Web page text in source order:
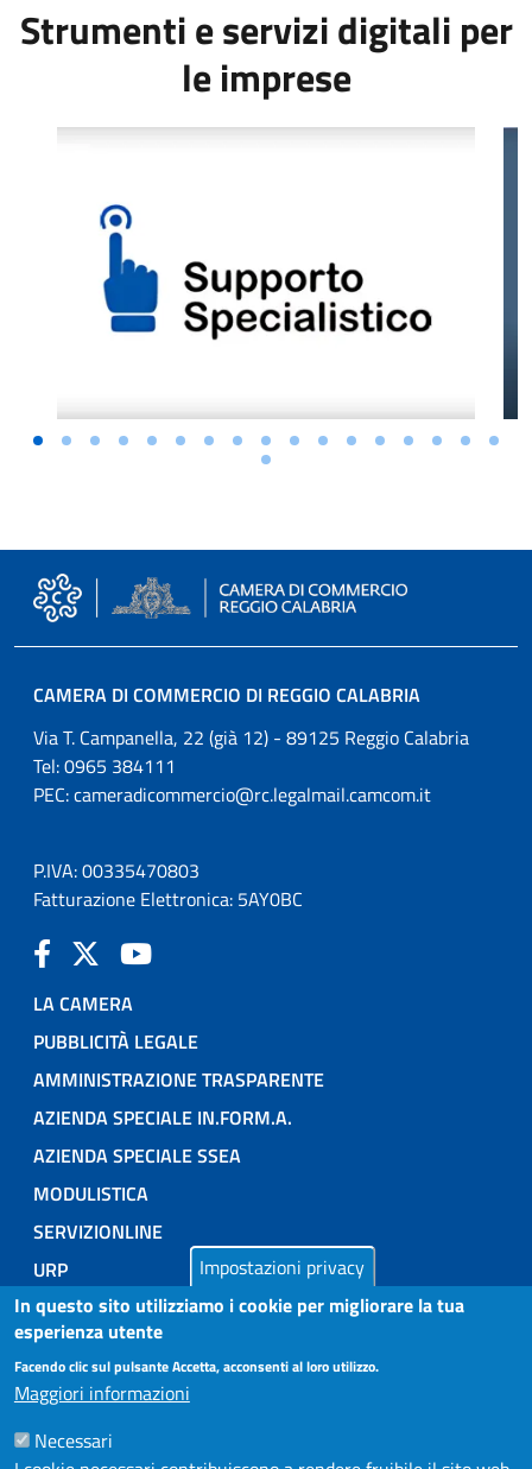
Strumenti e servizi digitali per
le imprese
CAMERA DI COMMERCIO DI REGGIO CALABRIA
Via T. Campanella, 22 (già 12) - 89125 Reggio Calabria
Tel: 0965 384111
PEC:cameradicommercio@rc.legalmail.camcom.it
P.IVA: 00335470803
Fatturazione Elettronica: 5AY0BC
LA CAMERA
PUBBLICITÀ LEGALE
AMMINISTRAZIONE TRASPARENTE
AZIENDA SPECIALE IN.FORM.A.
AZIENDA SPECIALE SSEA
MODULISTICA
SERVIZIONLINE
URP
INFORMAZIONE ECONOMICA E STATISTICA
NOTE LEGALI
PRIVACY POLICY
DICHIARAZIONE DI ACCESSIBILITÀ
Impostazioni privacy
In questo sito utilizziamo i cookie per migliorare la tua
esperienza utente
Facendo clic sul pulsante Accetta, acconsenti al loro utilizzo.
Maggiori informazioni
Necessari